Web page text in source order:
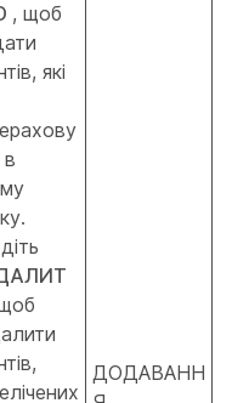
, щоб
які
ДОДАВАНН